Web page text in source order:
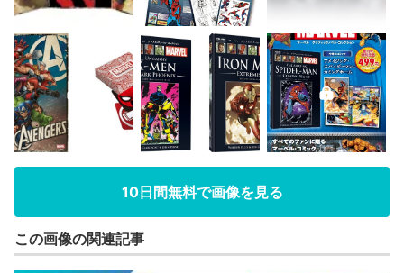
10日間無料で画像を見る
この画像の関連記事